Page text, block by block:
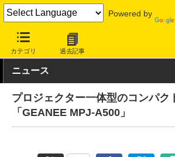
Powered by
カテゴリ 過去記事
INTERNET Watch ハードウェア
ニュース
プロジェクター一体型のコンパ
「GEANEE MPJ-A500」